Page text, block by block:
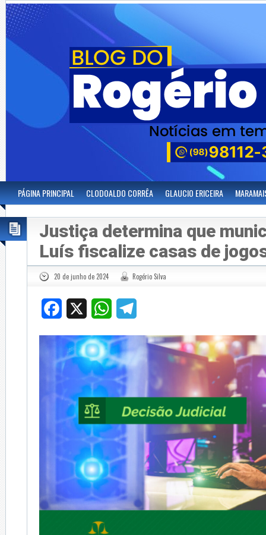
PÁGINA PRINCIPAL CLODOALDO CORRÊA GLAUCIO ERICEIRA
Justiça determina que
Luís fiscalize casas de
20 de junho de 2024 Rogério Silva
Facebook WhatsApp